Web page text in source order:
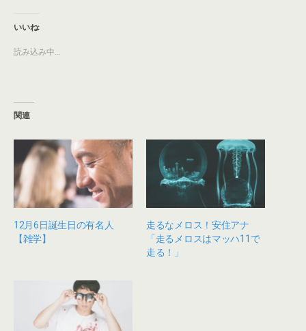
T
w
t
t
ウ
ィ
ン
ド
き
ま
)
て
く
だ
さ
い
(
新
し
い
ィ
ン
ま
す
)
いいね:
読み込み中...
関連
12月6日誕生日の有名人
【雑学】
走るなメロス！安住アナ
「走るメロスはマッハ11で
走る！」